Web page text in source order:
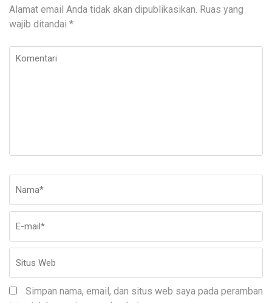
Alamat email Anda tidak akan dipublikasikan. Ruas yang
wajib ditandai *
Komentari
Simpan nama, email, dan situs web saya pada peramban